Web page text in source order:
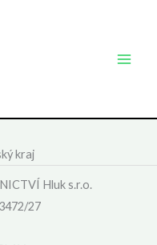
kraj
Hluk s.r.o.
27